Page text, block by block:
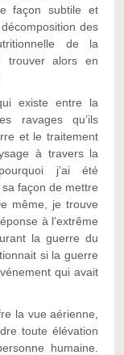
façon subtile et
des
de la
trouver alors en
existe entre la
ravages qu’ils
et le traitement
à travers la
j’ai été
façon de mettre
même, je trouve
à l’extrême
la guerre du
si la guerre
qui avait
la vue aérienne,
toute élévation
humaine.